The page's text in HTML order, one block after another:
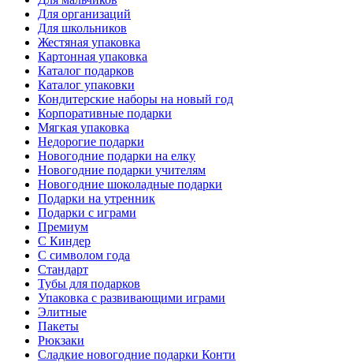
Для организаций
Для школьников
Жестяная упаковка
Картонная упаковка
Каталог подарков
Каталог упаковки
Кондитерские наборы на новый год
Корпоративные подарки
Мягкая упаковка
Недорогие подарки
Новогодние подарки на елку
Новогодние подарки учителям
Новогодние шоколадные подарки
Подарки на утренник
Подарки с играми
Премиум
С Киндер
С символом года
Стандарт
Тубы для подарков
Упаковка с развивающими играми
Элитные
Пакеты
Рюкзаки
Сладкие новогодние подарки Конти